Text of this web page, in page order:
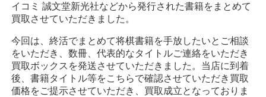
イコミ 誠文堂新光社などから発行された書籍をまとめて
買取させていただきました。
今回は、終活でまとめて将棋書籍を手放したいとご相談
をいただき、数冊、代表的なタイトルご連絡をいただき
買取ボックスを発送させていただきました。当店に到着
後、書籍タイトル等をこちらで確認させていただき買取
価格をご提示させていただき、買取成立となっておりま